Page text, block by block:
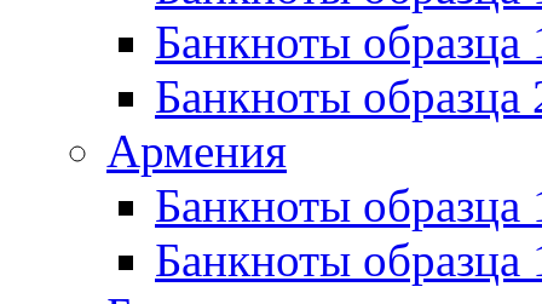
Банкноты
Банкноты образца
Армения
Банкноты образца
Банкноты образца